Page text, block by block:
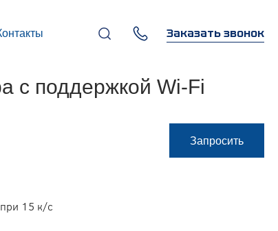
г. Москва, 119270,
Лужнецкая наб., д. 6, стр. 1,
Заказать звонок
с поддержкой Wi-Fi
Запросить
15 к/с